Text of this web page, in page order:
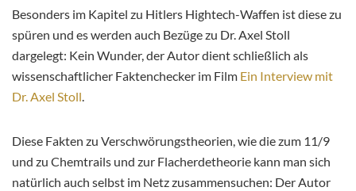
Besonders im Kapitel zu Hitlers Hightech-Waffen ist diese zu
spüren und es werden auch Bezüge zu Dr. Axel Stoll
dargelegt: Kein Wunder, der Autor dient schließlich als
wissenschaftlicher Faktenchecker im Film Ein Interview mit
Dr. Axel Stoll.
Diese Fakten zu Verschwörungstheorien, wie die zum 11/9
und zu Chemtrails und zur Flacherdetheorie kann man sich
natürlich auch selbst im Netz zusammensuchen: Der Autor